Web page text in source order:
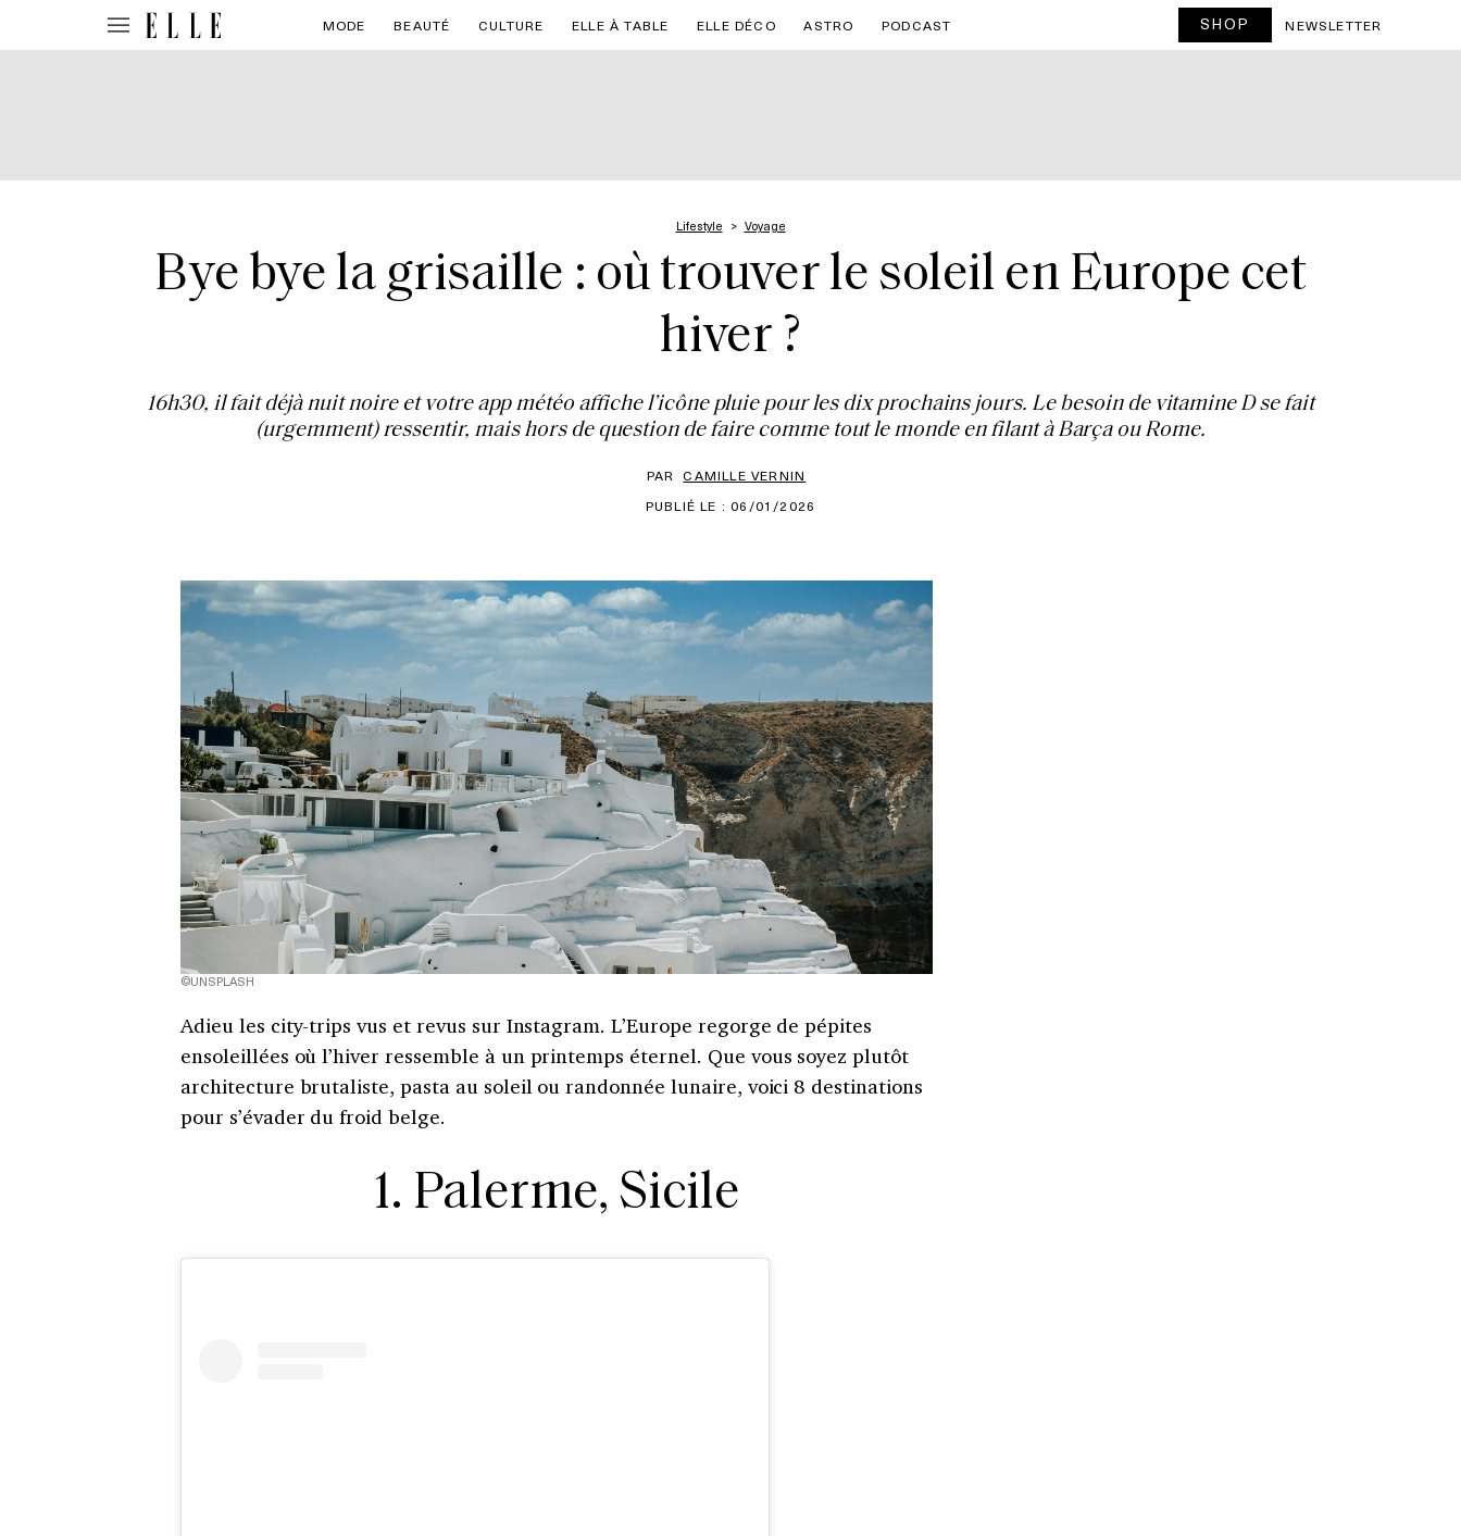
MODE BEAUTÉ CULTURE ELLE À TABLE ELLE DÉCO ASTRO PODCAST SHOP NEWSLETTER
Lifestyle Voyage
Bye bye la grisaille : où trouver le soleil en Europe cet
hiver ?
16h30, il fait déjà nuit noire et votre app météo affiche l’icône pluie pour les dix prochains jours. Le besoin de vitamine D se fait
(urgemment) ressentir, mais hors de question de faire comme tout le monde en filant à Barça ou Rome.
PAR CAMILLE VERNIN
PUBLIÉ LE : 06/01/2026
©UNSPLASH
Adieu les city-trips vus et revus sur Instagram. L’Europe regorge de pépites
ensoleillées où l’hiver ressemble à un printemps éternel. Que vous soyez plutôt
architecture brutaliste, pasta au soleil ou randonnée lunaire, voici 8 destinations
pour s’évader du froid belge.
1. Palerme, Sicile